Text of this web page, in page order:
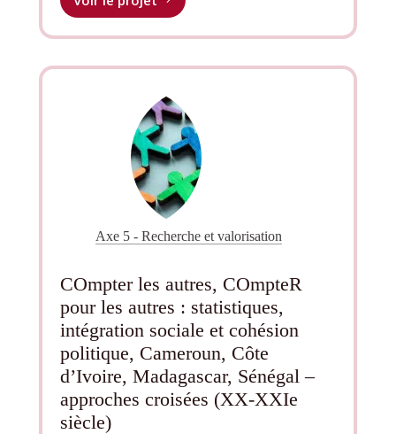
Développement
Plateforme
Formations
Professionnalisantes
en
Énergies
Renouvelables
Axe 5 - Recherche et valorisation
COmpter les autres, COmpteR
pour les autres : statistiques,
intégration sociale et cohésion
politique, Cameroun, Côte
d’Ivoire, Madagascar, Sénégal –
approches croisées (XX-XXIe
siècle)